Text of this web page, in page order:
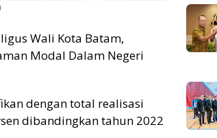
Wali Kota Batam,
Modal Dalam Negeri
dengan total realisasi
dibandingkan tahun 2022